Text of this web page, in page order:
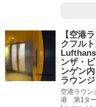
【空港
クフル
ンザ・
ンゲン
ラウンジ
空港ラウ
港 第1タ